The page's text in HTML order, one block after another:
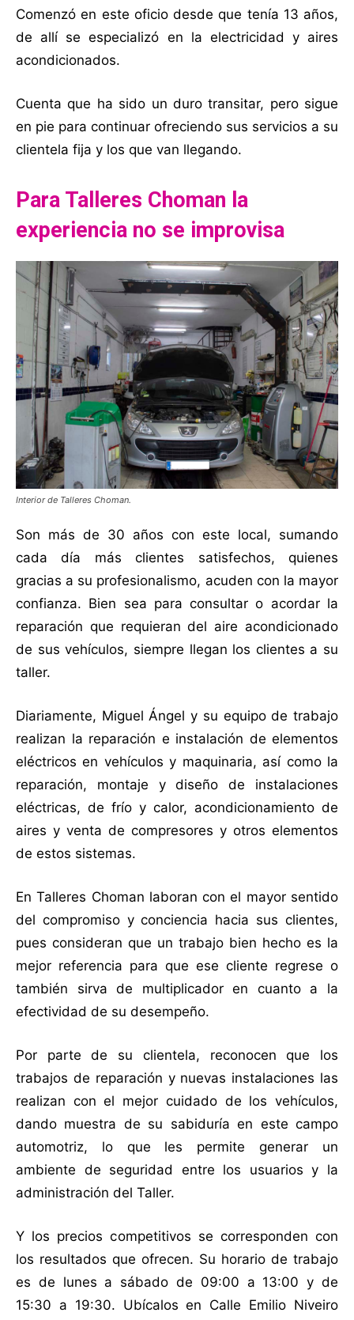
Comenzó en este oficio desde que tenía 13 años,
de allí se especializó en la electricidad y aires
acondicionados.
Cuenta que ha sido un duro transitar, pero sigue
en pie para continuar ofreciendo sus servicios a su
clientela fija y los que van llegando.
Para Talleres Choman la
experiencia no se improvisa
Interior de Talleres Choman.
Son más de 30 años con este local, sumando
cada día más clientes satisfechos, quienes
gracias a su profesionalismo, acuden con la mayor
confianza. Bien sea para consultar o acordar la
reparación que requieran del aire acondicionado
de sus vehículos, siempre llegan los clientes a su
taller.
Diariamente, Miguel Ángel y su equipo de trabajo
realizan la reparación e instalación de elementos
eléctricos en vehículos y maquinaria, así como la
reparación, montaje y diseño de instalaciones
eléctricas, de frío y calor, acondicionamiento de
aires y venta de compresores y otros elementos
de estos sistemas.
En Talleres Choman laboran con el mayor sentido
del compromiso y conciencia hacia sus clientes,
pues consideran que un trabajo bien hecho es la
mejor referencia para que ese cliente regrese o
también sirva de multiplicador en cuanto a la
efectividad de su desempeño.
Por parte de su clientela, reconocen que los
trabajos de reparación y nuevas instalaciones las
realizan con el mejor cuidado de los vehículos,
dando muestra de su sabiduría en este campo
automotriz, lo que les permite generar un
ambiente de seguridad entre los usuarios y la
administración del Taller.
Y los precios competitivos se corresponden con
los resultados que ofrecen. Su horario de trabajo
es de lunes a sábado de 09:00 a 13:00 y de
15:30 a 19:30. Ubícalos en Calle Emilio Niveiro